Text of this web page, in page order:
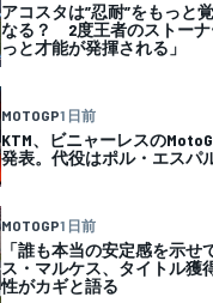
アコスタは”忍耐”をもっと
なる？ 2度王者のストーナ
っと才能が発揮される」
MOTOGP1 日前
KTM、ビニャーレスの
発表。代役はポル・エスパ
MOTOGP1 日前
「誰も本当の安定感を示せ
ス・マルケス、タイトル獲
性がカギと語る